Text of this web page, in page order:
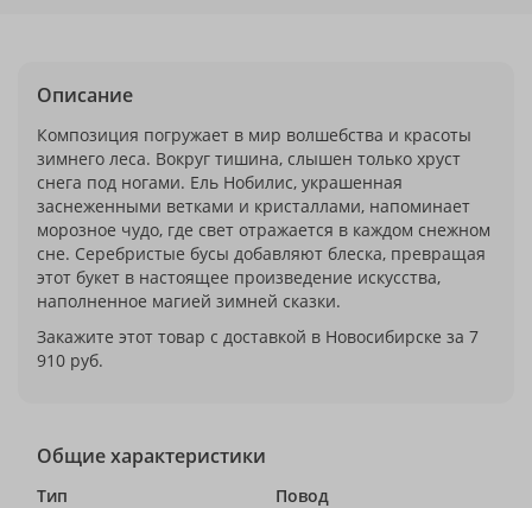
Описание
Композиция погружает в мир волшебства и красоты
зимнего леса. Вокруг тишина, слышен только хруст
снега под ногами. Ель Нобилис, украшенная
заснеженными ветками и кристаллами, напоминает
морозное чудо, где свет отражается в каждом снежном
сне. Серебристые бусы добавляют блеска, превращая
этот букет в настоящее произведение искусства,
наполненное магией зимней сказки.
Закажите этот товар с доставкой в Новосибирске за 7
910 руб.
Общие характеристики
Тип
Повод